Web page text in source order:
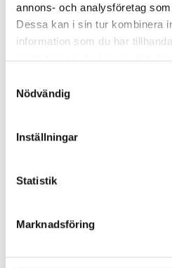
annons- och analysföretag
Dessa kan i sin tur kombinera
information som du har
samlat in när du har använt
Nödvändig
Inställningar
Statistik
Marknadsföring
tagits bort. Nu finns
tidsgräns.
– Tidigare har man
beviljad permanent
eller blivit utvisad
uppehållstillstånd i
normalfallet inte
längre tidsbegränsat
kommer man att få